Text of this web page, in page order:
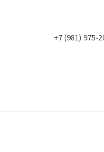
+7 (981) 975-